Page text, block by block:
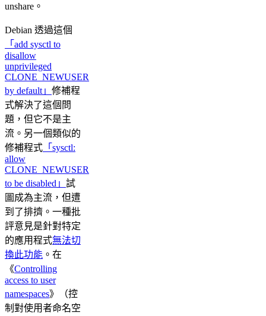
unshare。
Debian 透過這個
「add sysctl to
disallow
unprivileged
CLONE_NEWUSER
by default」 修補程
式解決了這個問
題，但它不是主
流。另一個類似的
修補程式 「sysctl:
allow
CLONE_NEWUSER
to be disabled」 試
圖成為主流，但遭
到了排擠。一種批
評意見是針對特定
的應用程式無法切
換此功能 。在
《Controlling
access to user
namespaces》（控
制對使用者命名空